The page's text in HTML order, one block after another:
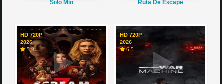
Solo Mio Ruta De Escape
HD 720P
2026
5,9
HD 720P
2026
6,5